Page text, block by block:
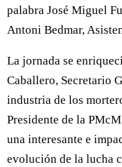
palabra José Miguel
Antoni Bedmar,
La jornada se
Caballero, Secretario
industria de los
Presidente de la
una interesante e
evolución de la lucha